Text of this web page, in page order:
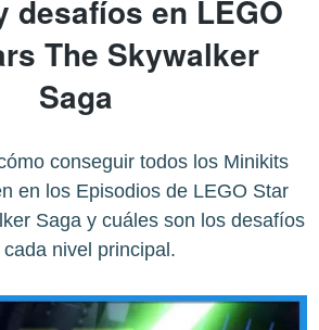
desafíos en LEGO
The Skywalker
Saga
conseguir todos los Minikits
en los Episodios de LEGO Star
Saga y cuáles son los desafíos
cada nivel principal.